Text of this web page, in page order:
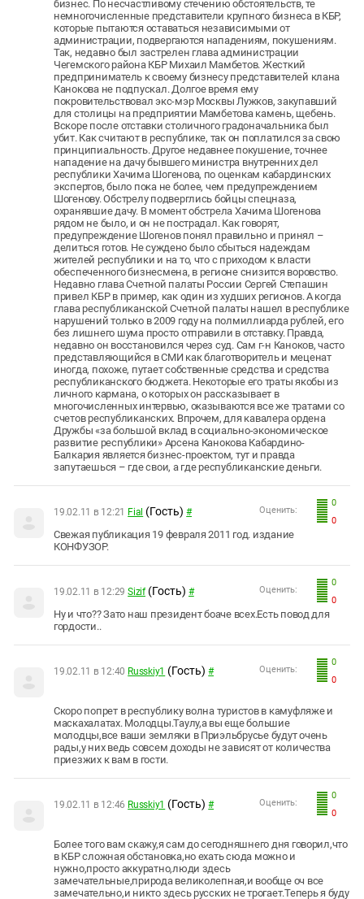
бизнес. По несчастливому стечению обстоятельств, те
немногочисленные представители крупного бизнеса в КБР,
которые пытаются оставаться независимыми от
администрации, подвергаются нападениям, покушениям.
Так, недавно был застрелен глава администрации
Чегемского района КБР Михаил Мамбетов. Жесткий
предприниматель к своему бизнесу представителей клана
Канокова не подпускал. Долгое время ему
покровительствовал экс-мэр Москвы Лужков, закупавший
для столицы на предприятии Мамбетова камень, щебень.
Вскоре после отставки столичного градоначальника был
убит. Как считают в республике, так он поплатился за свою
принципиальность. Другое недавнее покушение, точнее
нападение на дачу бывшего министра внутренних дел
республики Хачима Шогенова, по оценкам кабардинских
экспертов, было пока не более, чем предупреждением
Шогенову. Обстрелу подверглись бойцы спецназа,
охранявшие дачу. В момент обстрела Хачима Шогенова
рядом не было, и он не пострадал. Как говорят,
предупреждение Шогенов понял правильно и принял –
делиться готов. Не суждено было сбыться надеждам
жителей республики и на то, что с приходом к власти
обеспеченного бизнесмена, в регионе снизится воровство.
Недавно глава Счетной палаты России Сергей Степашин
привел КБР в пример, как один из худших регионов. А когда
глава республиканской Счетной палаты нашел в республике
нарушений только в 2009 году на полмиллиарда рублей, его
без лишнего шума просто отправили в отставку. Правда,
недавно он восстановился через суд. Сам г-н Каноков, часто
представляющийся в СМИ как благотворитель и меценат
иногда, похоже, путает собственные средства и средства
республиканского бюджета. Некоторые его траты якобы из
личного кармана, о которых он рассказывает в
многочисленных интервью, оказываются все же тратами со
счетов республиканских. Впрочем, для кавалера ордена
Дружбы «за большой вклад в социально-экономическое
развитие республики» Арсена Канокова Кабардино-
Балкария является бизнес-проектом, тут и правда
запутаешься – где свои, а где республиканские деньги.
0
0
Оценить:
19.02.11 в 12:21 Fial (Гость) #
Свежая публикация 19 февраля 2011 год. издание
КОНФУЗОР.
0
0
Оценить:
19.02.11 в 12:29 Sizif (Гость) #
Ну и что?? Зато наш президент боаче всех.Есть повод для
гордости..
0
0
Оценить:
19.02.11 в 12:40 Russkiy1 (Гость) #
Скоро попрет в республику волна туристов в камуфляже и
маскахалатах. Молодцы.Таулу,а вы еще большие
молодцы,все ваши земляки в Приэльбрусье будут очень
рады,у них ведь совсем доходы не зависят от количества
приезжих к вам в гости.
0
0
Оценить:
19.02.11 в 12:46 Russkiy1 (Гость) #
Более того вам скажу,я сам до сегодняшнего дня говорил,что
в КБР сложная обстановка,но ехать сюда можно и
нужно,просто аккуратно,люди здесь
замечательные,природа великолепная,и вообще оч все
замечательно,и никто здесь русских не трогает.Теперь я буду